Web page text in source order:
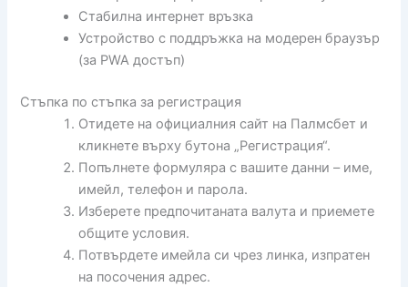
Стабилна интернет връзка
Устройство с поддръжка на модерен браузър
(за PWA достъп)
Стъпка по стъпка за регистрация
Отидете на официалния сайт на Палмсбет и
кликнете върху бутона „Регистрация“.
Попълнете формуляра с вашите данни – име,
имейл, телефон и парола.
Изберете предпочитаната валута и приемете
общите условия.
Потвърдете имейла си чрез линка, изпратен
на посочения адрес.